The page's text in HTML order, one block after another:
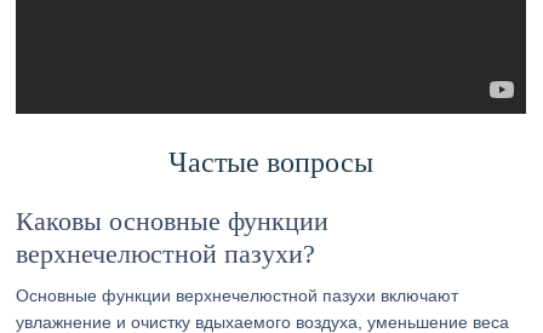
Частые вопросы
Каковы основные функции
верхнечелюстной пазухи?
Основные функции верхнечелюстной пазухи включают
увлажнение и очистку вдыхаемого воздуха, уменьшение веса